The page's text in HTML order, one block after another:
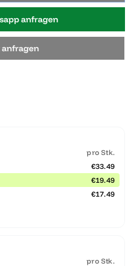
anfragen
anfragen
pro Stk.
€33.49
€19.49
€17.49
pro Stk.